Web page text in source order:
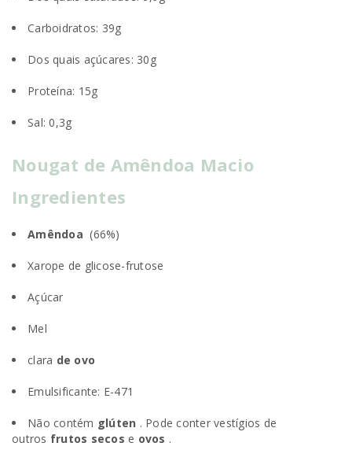
Carboidratos: 39g
Dos quais açúcares: 30g
Proteína: 15g
Sal: 0,3g
Nougat de Amêndoa Macio
Ingredientes
Amêndoa (66%)
Xarope de glicose-frutose
Açúcar
Mel
clara de ovo
Emulsificante: E-471
Não contém glúten . Pode conter vestígios de
outros frutos secos e ovos .